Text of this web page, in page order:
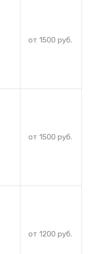
от 1500 руб.
от 1500 руб.
от 1200 руб.